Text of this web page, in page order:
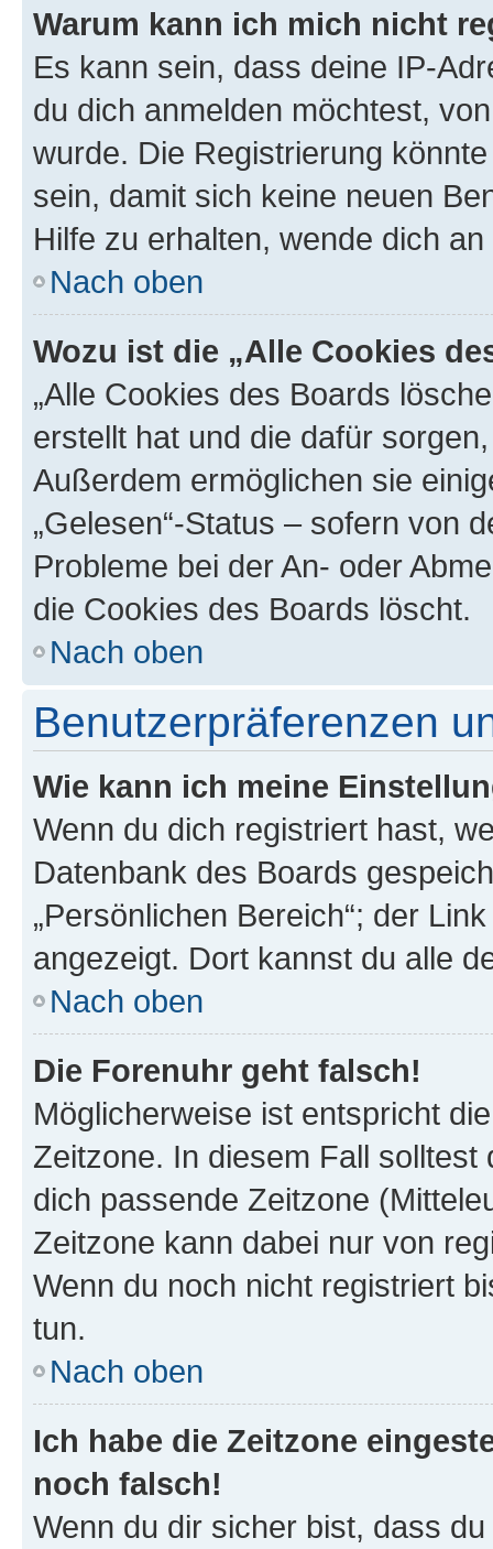
Warum kann ich mich nicht
Es kann sein, dass deine IP-
du dich anmelden möchtest,
wurde. Die Registrierung
sein, damit sich keine neuen
Hilfe zu erhalten, wende dich
Nach oben
Wozu ist die „Alle Cookies
„Alle Cookies des Boards
erstellt hat und die dafür
Außerdem ermöglichen sie
„Gelesen“-Status – sofern von
Probleme bei der An- oder
die Cookies des Boards löscht.
Nach oben
Benutzerpräferenzen
Wie kann ich meine
Wenn du dich registriert hast,
Datenbank des Boards
„Persönlichen Bereich“; der
angezeigt. Dort kannst du alle
Nach oben
Die Forenuhr geht falsch!
Möglicherweise ist entspricht
Zeitzone. In diesem Fall solltest
dich passende Zeitzone
Zeitzone kann dabei nur von
Wenn du noch nicht registriert
tun.
Nach oben
Ich habe die Zeitzone
noch falsch!
Wenn du dir sicher bist, dass